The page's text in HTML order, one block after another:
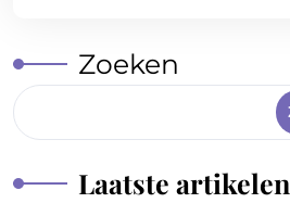
Zoeken
Laatste artikelen